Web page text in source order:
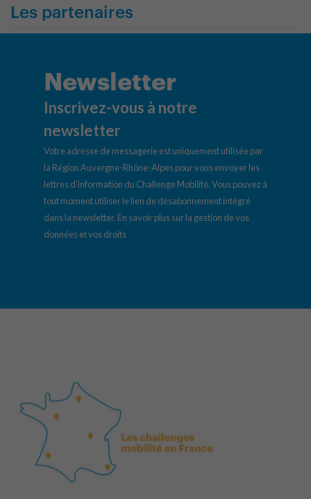
Les partenaires
Newsletter
Inscrivez-vous à notre
newsletter
Votre adresse de messagerie est uniquement utilisée par
la Région Auvergne-Rhône-Alpes pour vous envoyer les
lettres d’information du Challenge Mobilité. Vous pouvez à
tout moment utiliser le lien de désabonnement intégré
dans la newsletter. En savoir plus sur la gestion de vos
données et vos droits